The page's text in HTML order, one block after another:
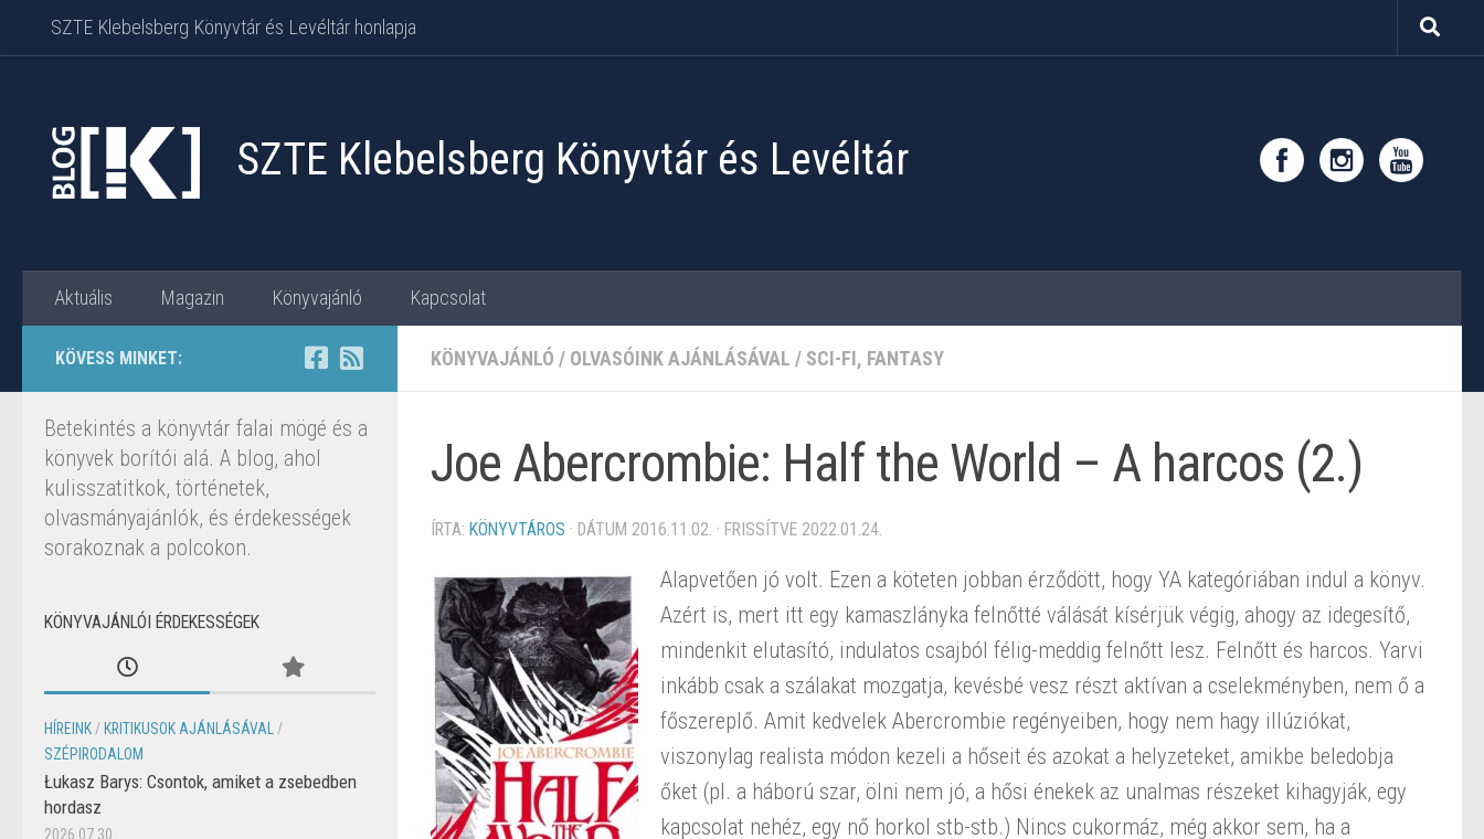
Skip to content
SZTE Klebelsberg Könyvtár és Levéltár honlapja
SZTE Klebelsberg Könyvtár és Levéltár
Aktuális Magazin Könyvajánló Kapcsolat
KÖNYVAJÁNLÓ / OLVASÓINK AJÁNLÁSÁVAL / SCI-FI, FANTASY
Joe Abercrombie: Half ​the World – A harcos (2.)
ÍRTA: KÖNYVTÁROS · DÁTUM 2016.11.02. · FRISSÍTVE 2022.01.24.
Alapvetően jó volt. Ezen a köteten jobban érződött, hogy YA kategóriában indul a könyv.
Azért is, mert itt egy kamaszlányka felnőtté válását kísérjük végig, ahogy az idegesítő,
mindenkit elutasító, indulatos csajból félig-meddig felnőtt lesz. Felnőtt és harcos. Yarvi
inkább csak a szálakat mozgatja, kevésbé vesz részt aktívan a cselekményben, nem ő a
főszereplő. Amit kedvelek Abercrombie regényeiben, hogy nem hagy illúziókat,
viszonylag realista módon kezeli a hőseit és azokat a helyzeteket, amikbe beledobja
őket (pl. a háború szar, ölni nem jó, a hősi énekek az unalmas részeket kihagyják, egy
kapcsolat nehéz, egy nő horkol stb-stb.) Nincs cukormáz, még akkor sem, ha a
KÖVESS MINKET:
Betekintés a könyvtár falai mögé és a
könyvek borítói alá. A blog, ahol
kulisszatitkok, történetek,
olvasmányajánlók, és érdekességek
sorakoznak a polcokon.
KÖNYVAJÁNLÓI ÉRDEKESSÉGEK
HÍREINK / KRITIKUSOK AJÁNLÁSÁVAL
/
SZÉPIRODALOM
Łukasz Barys: Csontok, amiket a zsebedben
hordasz
2026.07.30.